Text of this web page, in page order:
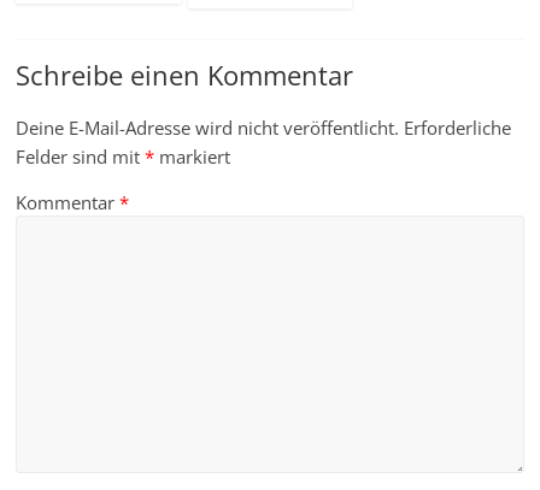
Schreibe einen Kommentar
Deine E-Mail-Adresse wird nicht veröffentlicht. Erforderliche
Felder sind mit* markiert
Kommentar*